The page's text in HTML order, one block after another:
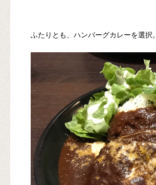
ふたりとも、ハンバーグカレーを選択。